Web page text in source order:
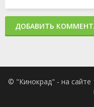
ДОБАВИТЬ
© "Кинокрад" - на сайте